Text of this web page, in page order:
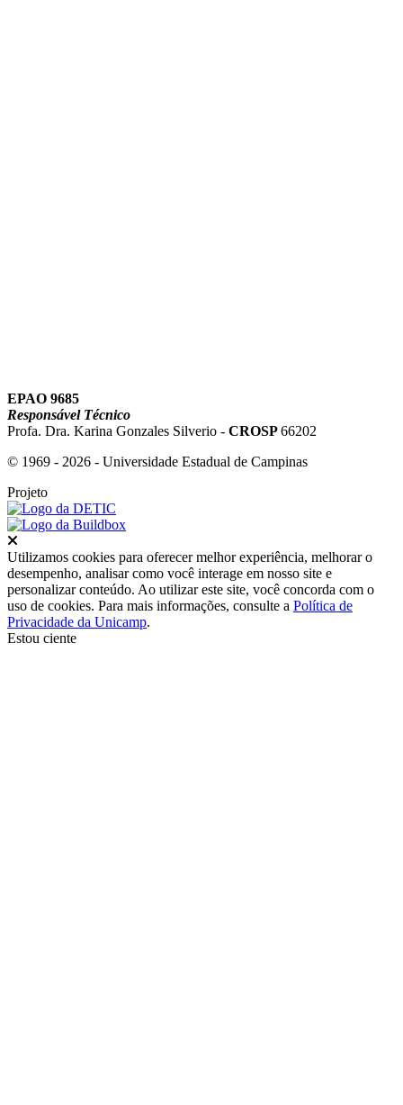
EPAO 9685
Responsável Técnico
Profa. Dra. Karina Gonzales Silverio - CROSP66202
© 1969 - 2026 - Universidade Estadual de Campinas
Projeto
Utilizamos cookies para oferecer melhor experiência, melhorar o
desempenho, analisar como você interage em nosso site e
personalizar conteúdo. Ao utilizar este site, você concorda com o
uso de cookies. Para mais informações, consulte a Política de
Privacidade da Unicamp.
Estou ciente